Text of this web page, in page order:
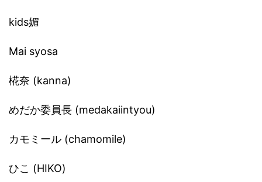
kids媚
Mai syosa
椛奈 (kanna)
めだか委員長 (medakaiintyou)
カモミール (chamomile)
ひこ (HIKO)